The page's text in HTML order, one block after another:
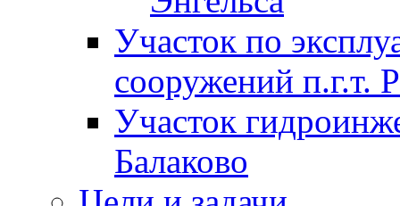
Участок по
сооружений п.г.т.
Участок
Балаково